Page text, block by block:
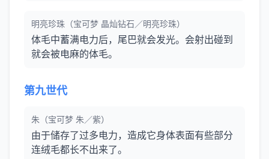
明亮珍珠（宝可梦 晶灿钻石／明亮珍珠）
体毛中蓄满电力后，尾巴就会发光。会射出碰到
就会被电麻的体毛。
第九世代
朱（宝可梦 朱／紫）
由于储存了过多电力，造成它身体表面有些部分
连绒毛都长不出来了。